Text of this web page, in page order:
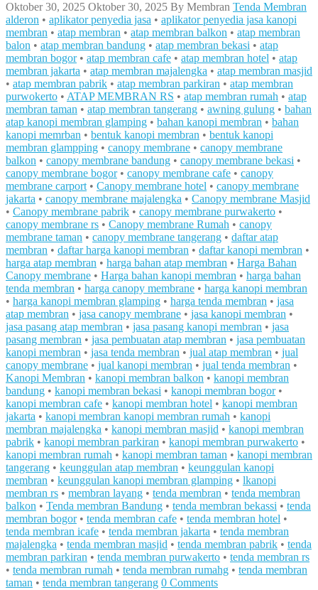
Oktober 30, 2025 Oktober 30, 2025 By Membran Tenda Membran
alderon • aplikator penyedia jasa • aplikator penyedia jasa kanopi
membran • atap membran • atap membran balkon • atap membran
balon • atap membran bandung • atap membran bekasi • atap
membran bogor• atap membran cafe • atap membran hotel • atap
membran jakarta • atap membran majalengka • atap membran masjid
• atap membran pabrik • atap membran parkiran • atap membran
purwokerto • ATAP MEMBRAN RS • atap membran rumah • atap
membran taman • atap membran tangerang • awning gulung • bahan
atap kanopi membran glamping • bahan kanopi membran • bahan
kanopi memrban • bentuk kanopi membran • bentuk kanopi
membran glampping • canopy membrane • canopy membrane
balkon • canopy membrane bandung • canopy membrane bekasi •
canopy membrane bogor• canopy membrane cafe • canopy
membrane carport • Canopy membrane hotel • canopy membrane
jakarta • canopy membrane majalengka • Canopy membrane Masjid
• Canopy membrane pabrik • canopy membrane purwakerto •
canopy membrane rs • Canopy membrane Rumah • canopy
membrane taman • canopy membrane tangerang • daftar atap
membran • daftar harga kanopi membran • daftar kanopi membran •
harga atap membran • harga bahan atap membran • Harga Bahan
Canopy membrane • Harga bahan kanopi membran • harga bahan
tenda membran • harga canopy membrane • harga kanopi membran
• harga kanopi membran glamping • harga tenda membran • jasa
atap membran • jasa canopy membrane • jasa kanopi membran •
jasa pasang atap membran • jasa pasang kanopi membran • jasa
pasang membran • jasa pembuatan atap membran • jasa pembuatan
kanopi membran • jasa tenda membran • jual atap membran • jual
canopy membrane • jual kanopi membran • jual tenda membran •
Kanopi Membran • kanopi membran balkon • kanopi membran
bandung • kanopi membran bekasi • kanopi membran bogor•
kanopi membran cafe • kanopi membran hotel • kanopi membran
jakarta • kanopi membran kanopi membran rumah • kanopi
membran majalengka • kanopi membran masjid • kanopi membran
pabrik • kanopi membran parkiran • kanopi membran purwakerto •
kanopi membran rumah • kanopi membran taman • kanopi membran
tangerang • keunggulan atap membran • keunggulan kanopi
membran • keunggulan kanopi membran glamping • lkanopi
membran rs • membran layang • tenda membran • tenda membran
balkon • Tenda membran Bandung • tenda membran bekassi • tenda
membran bogor• tenda membran cafe • tenda membran hotel •
tenda membran icafe • tenda membran jakarta • tenda membran
majalengka • tenda membran masjid • tenda membran pabrik • tenda
membran parkiran • tenda membran purwakerto • tenda membran rs
• tenda membran rumah • tenda membran rumahg • tenda membran
taman • tenda membran tangerang 0 Comments